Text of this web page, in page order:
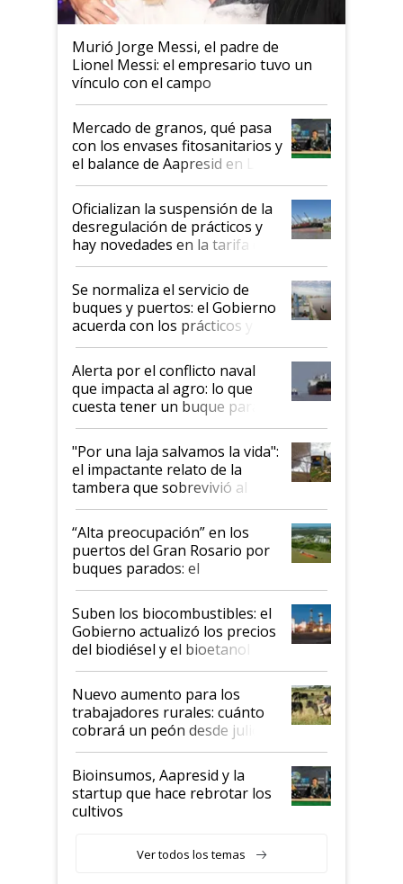
Murió Jorge Messi, el padre de
Lionel Messi: el empresario tuvo un
vínculo con el campo
Mercado de granos, qué pasa
con los envases fitosanitarios y
el balance de Aapresid en La
Posta
Oficializan la suspensión de la
desregulación de prácticos y
hay novedades en la tarifa de
la hidrovía
Se normaliza el servicio de
buques y puertos: el Gobierno
acuerda con los prácticos y
suspende el decreto de
desregulación
Alerta por el conflicto naval
que impacta al agro: lo que
cuesta tener un buque parado
y el peligro de que Argentina
pase a ser "país sucio"
"Por una laja salvamos la vida":
el impactante relato de la
tambera que sobrevivió al
tornado
“Alta preocupación” en los
puertos del Gran Rosario por
buques parados: el
funcionamiento de las
exportadoras en tensión tras
la medida de fuerza de los
prácticos
Suben los biocombustibles: el
Gobierno actualizó los precios
del biodiésel y el bioetanol
Nuevo aumento para los
trabajadores rurales: cuánto
cobrará un peón desde julio
Bioinsumos, Aapresid y la
startup que hace rebrotar los
cultivos
Ver todos los temas